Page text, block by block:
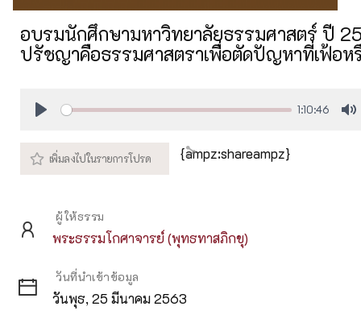
อบรมนักศึกษามหาวิทยาลัยธรรมศาสตร์ ปี
ปรัชญาคือธรรมศาสตราเพื่อตัดปัญหาที่เฟ้อห
1:10:46
{ampz:shareampz}
ผู้ให้ธรรม
พระธรรมโกศาจารย์ (พุทธทาสภิกขุ)
วันที่นำเข้าข้อมูล
วันพุธ, 25 มีนาคม 2563